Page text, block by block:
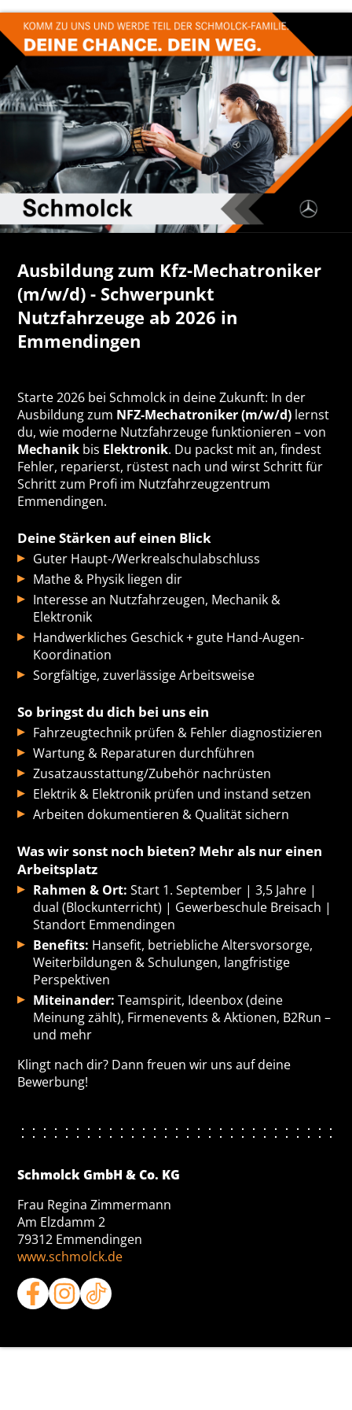
Ausbildung zum Kfz-Mechatroniker
(m/w/d) - Schwerpunkt
Nutzfahrzeuge ab 2026 in
Emmendingen
Starte 2026 bei Schmolck in deine Zukunft: In der
Ausbildung zum NFZ-Mechatroniker (m/w/d) lernst
du, wie moderne Nutzfahrzeuge funktionieren – von
Mechanik bis Elektronik. Du packst mit an, findest
Fehler, reparierst, rüstest nach und wirst Schritt für
Schritt zum Profi im Nutzfahrzeugzentrum
Emmendingen.
Deine Stärken auf einen Blick
Guter Haupt-/Werkrealschulabschluss
Mathe & Physik liegen dir
Interesse an Nutzfahrzeugen, Mechanik &
Elektronik
Handwerkliches Geschick + gute Hand-Augen-
Koordination
Sorgfältige, zuverlässige Arbeitsweise
So bringst du dich bei uns ein
Fahrzeugtechnik prüfen & Fehler diagnostizieren
Wartung & Reparaturen durchführen
Zusatzausstattung/Zubehör nachrüsten
Elektrik & Elektronik prüfen und instand setzen
Arbeiten dokumentieren & Qualität sichern
Was wir sonst noch bieten? Mehr als nur einen
Arbeitsplatz
Rahmen & Ort: Start 1. September | 3,5 Jahre |
dual (Blockunterricht) | Gewerbeschule Breisach |
Standort Emmendingen
Benefits: Hansefit, betriebliche Altersvorsorge,
Weiterbildungen & Schulungen, langfristige
Perspektiven
Miteinander: Teamspirit, Ideenbox (deine
Meinung zählt), Firmenevents & Aktionen, B2Run –
und mehr
Klingt nach dir? Dann freuen wir uns auf deine
Bewerbung!
Schmolck GmbH & Co. KG
Frau Regina Zimmermann
Am Elzdamm 2
79312 Emmendingen
www.schmolck.de